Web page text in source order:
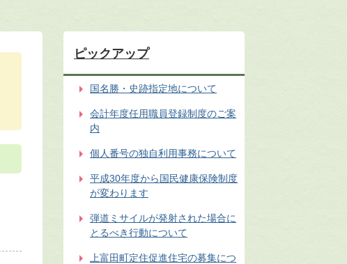
ピックアップ
国名勝・史跡指定地について
会計年度任用職員登録制度のご案
内
個人番号の独自利用事務について
平成30年度から国民健康保険制度
が変わります
弾道ミサイルが発射された場合に
とるべき行動について
上富田町定住促進住宅の募集につ